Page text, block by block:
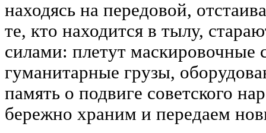
находясь на передовой,
те, кто находится в тылу,
силами: плетут маскировочные
гуманитарные грузы,
память о подвиге советского
бережно храним и передаем